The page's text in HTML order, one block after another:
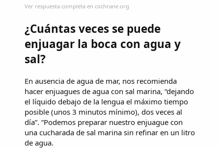
Ver respuesta completa en cochrane.org
¿Cuántas veces se puede
enjuagar la boca con agua y
sal?
En ausencia de agua de mar, nos recomienda
hacer enjuagues de agua con sal marina, “dejando
el líquido debajo de la lengua el máximo tiempo
posible (unos 3 minutos mínimo), dos veces al
día”. “Podemos preparar nuestro enjuague con
una cucharada de sal marina sin refinar en un litro
de agua.